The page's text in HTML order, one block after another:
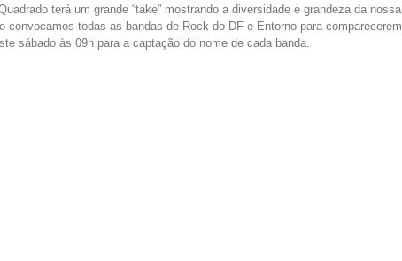
terá um grande “take” mostrando a diversidade e grandeza da nossa
convocamos todas as bandas de Rock do DF e Entorno para comparecerem
sábado às 09h para a captação do nome de cada banda.